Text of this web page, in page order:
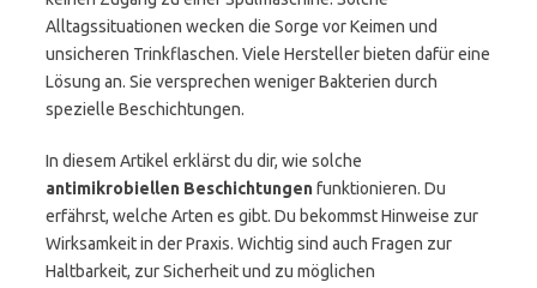
Alltagssituationen wecken die Sorge vor Keimen und
unsicheren Trinkflaschen. Viele Hersteller bieten dafür eine
Lösung an. Sie versprechen weniger Bakterien durch
spezielle Beschichtungen.
In diesem Artikel erklärst du dir, wie solche
antimikrobiellen Beschichtungenfunktionieren. Du
erfährst, welche Arten es gibt. Du bekommst Hinweise zur
Wirksamkeit in der Praxis. Wichtig sind auch Fragen zur
Haltbarkeit, zur Sicherheit und zu möglichen